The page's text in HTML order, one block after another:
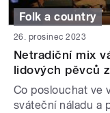
Folk a country
26. prosinec 2023
Netradiční mix
lidových pěvců
Co poslouchat ve
sváteční náladu a